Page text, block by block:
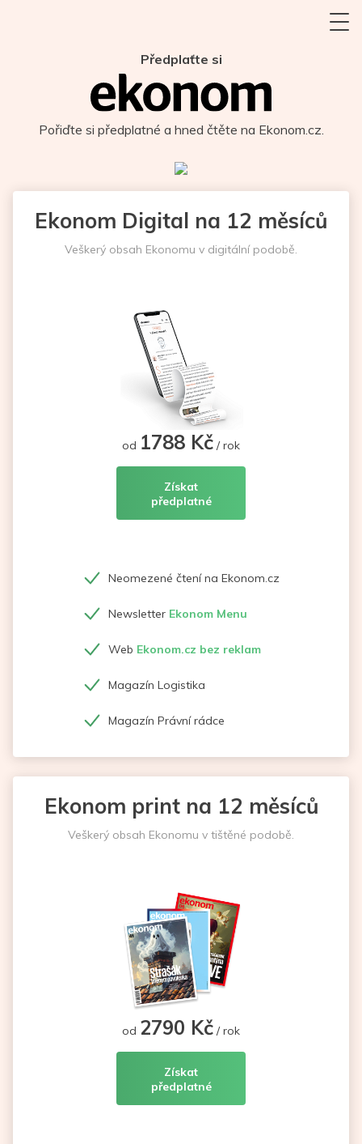
Předplaťte si
Pořiďte si předplatné a hned čtěte na Ekonom.cz.
Ekonom Digital na 12 měsíců
Veškerý obsah Ekonomu v digitální podobě.
od 1788 Kč / rok
Získat
předplatné
Neomezené čtení na Ekonom.cz
Newsletter Ekonom Menu
Web Ekonom.cz bez reklam
Magazín Logistika
Magazín Právní rádce
Ekonom print na 12 měsíců
Veškerý obsah Ekonomu v tištěné podobě.
od 2790 Kč / rok
Získat
předplatné